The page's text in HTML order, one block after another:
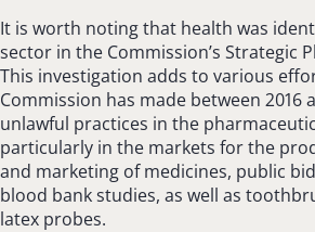
It is worth noting that health was
sector in the Commission’s Strategic
This investigation adds to various
Commission has made between 2016
unlawful practices in the
particularly in the markets for the
and marketing of medicines, public
blood bank studies, as well as
latex probes.